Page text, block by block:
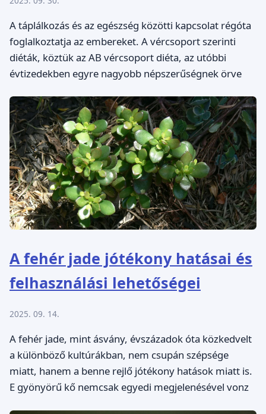
A táplálkozás és az egészség közötti kapcsolat régóta
foglalkoztatja az embereket. A vércsoport szerinti
diéták, köztük az AB vércsoport diéta, az utóbbi
évtizedekben egyre nagyobb népszerűségnek örve
A fehér jade jótékony hatásai és
felhasználási lehetőségei
2025. 09. 14.
A fehér jade, mint ásvány, évszázadok óta közkedvelt
a különböző kultúrákban, nem csupán szépsége
miatt, hanem a benne rejlő jótékony hatások miatt is.
E gyönyörű kő nemcsak egyedi megjelenésével vonz